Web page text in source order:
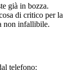
già in bozza.
di critico per la
non infallibile.
telefono: